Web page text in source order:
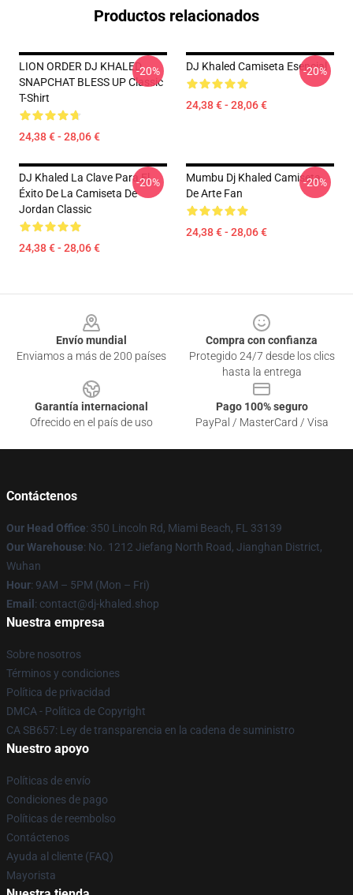
Productos relacionados
LION ORDER DJ KHALED
SNAPCHAT BLESS UP Classic
T-Shirt
24,38 € - 28,06 €
-20% DJ Khaled Camiseta Esencial
24,38 € - 28,06 €
-20%
DJ Khaled La Clave Para El
Éxito De La Camiseta De
Jordan Classic
24,38 € - 28,06 €
-20%
Mumbu Dj Khaled Camiseta
De Arte Fan
24,38 € - 28,06 €
-20%
Envío mundial
Enviamos a más de 200 países
Compra con confianza
Protegido 24/7 desde los clics
hasta la entrega
Garantía internacional
Ofrecido en el país de uso
Pago 100% seguro
PayPal / MasterCard / Visa
Contáctenos
Our Head Office: 350 Lincoln Rd, Miami Beach, FL 33139
Our Warehouse: No. 1212 Jiefang North Road, Jianghan District,
Wuhan
Hour: 9AM – 5PM (Mon – Fri)
Email : contact@dj-khaled.shop
Nuestra empresa
Sobre nosotros
Términos y condiciones
Política de privacidad
DMCA - Política de Copyright
CA SB657: Ley de transparencia en la cadena de suministro
Nuestro apoyo
Políticas de envío
Condiciones de pago
Políticas de reembolso
Contáctenos
Ayuda al cliente (FAQ)
Mayorista